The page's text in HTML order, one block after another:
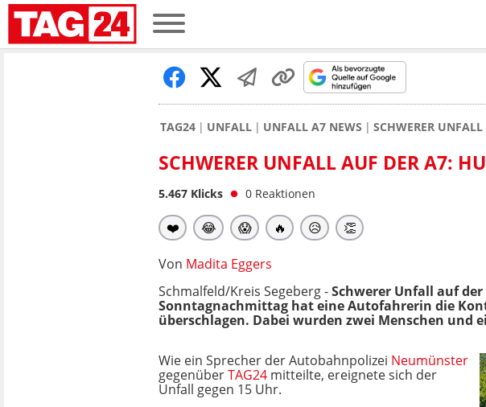
TAG24 UNFALL UNFALL A7 NEWS SCHWERER
SCHWERER UNFALL AUF DER A7:
5.467 Klicks 0 Reaktionen
❤️ 😂 😱 🔥 😥 👏
Von Madita Eggers
Schmalfeld/Kreis Segeberg -Schwerer Unfall auf der
Sonntagnachmittag hat eine Autofahrerin die
überschlagen. Dabei wurden zwei Menschen und
Wie ein Sprecher der Autobahnpolizei Neumünster
gegenüberTAG24 mitteilte, ereignete sich der
Unfall gegen 15 Uhr.